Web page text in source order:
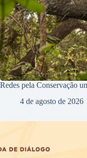
Redes pela Conservação
4 de agosto de 2026